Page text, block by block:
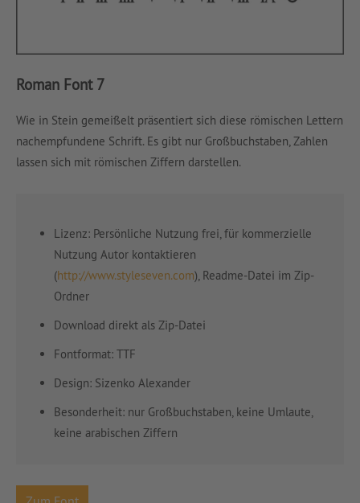
Roman Font 7
Wie in Stein gemeißelt präsentiert sich diese römischen Lettern
nachempfundene Schrift. Es gibt nur Großbuchstaben, Zahlen
lassen sich mit römischen Ziffern darstellen.
Lizenz: Persönliche Nutzung frei, für kommerzielle
Nutzung Autor kontaktieren
(http://www.styleseven.com), Readme-Datei im Zip-
Ordner
Download direkt als Zip-Datei
Fontformat: TTF
Design: Sizenko Alexander
Besonderheit: nur Großbuchstaben, keine Umlaute,
keine arabischen Ziffern